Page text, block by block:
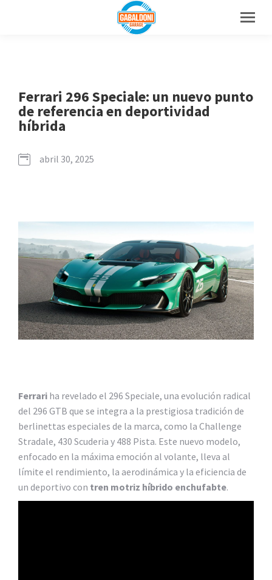
Ferrari 296 Speciale: un nuevo punto
de referencia en deportividad
híbrida
abril 30, 2025
Ferrari ha revelado el 296 Speciale, una evolución radical
del 296 GTB que se integra a la prestigiosa tradición de
berlinettas especiales de la marca, como la Challenge
Stradale, 430 Scuderia y 488 Pista. Este nuevo modelo,
enfocado en la máxima emoción al volante, lleva al
límite el rendimiento, la aerodinámica y la eficiencia de
un deportivo con tren motriz híbrido enchufabte.